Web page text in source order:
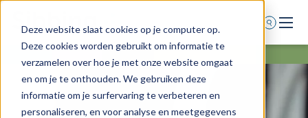
Deze website slaat cookies op je computer op.
Deze cookies worden gebruikt om informatie te
verzamelen over hoe je met onze website omgaat
en om je te onthouden. We gebruiken deze
informatie om je surfervaring te verbeteren en
personaliseren, en voor analyse en meetgegevens
Home
Voor wie
Diensten